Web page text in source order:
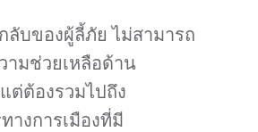
ลับของผู้ลี้ภัย ไม่สามารถ
ามช่วยเหลือด้าน
ต่ต้องรวมไปถึง
างการเมืองที่มี